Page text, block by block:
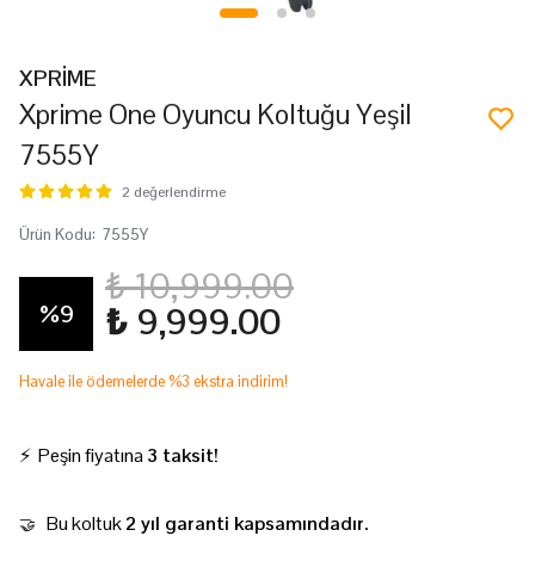
XPRİME
Xprime One Oyuncu Koltuğu Yeşil
7555Y
2 değerlendirme
Ürün Kodu: 7555Y
%9
₺ 10,999.00
₺ 9,999.00
Havale ile ödemelerde %3 ekstra indirim!
⚡ Peşin fiyatına 3 taksit!
🤝 Bu koltuk2 yıl garanti kapsamındadır.